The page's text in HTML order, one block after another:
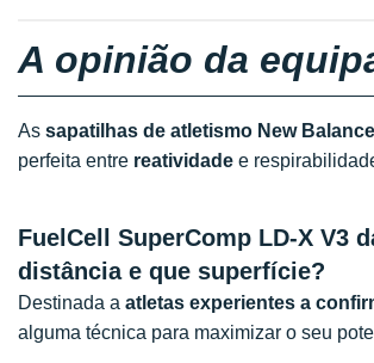
A opinião da
As sapatilhas de atletismo New
perfeita entre reatividade e
FuelCell SuperComp LD-X V3
distância e que superfície?
Destinada a atletas experientes a
alguma técnica para maximizar o seu